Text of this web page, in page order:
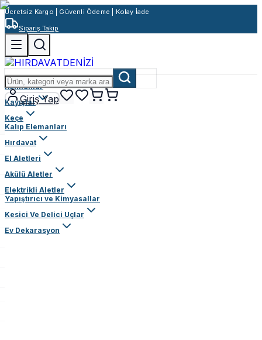
Ücretsiz Kargo | Güvenli Ödeme | Kolay İade
Sipariş Takip
Giriş Yap
Rulmanlar
Kayışlar
Keçe
Kalıp Elemanları
Hırdavat
El Aletleri
Akülü Aletler
Elektrikli Aletler
Yapıştırıcı ve Kimyasallar
Kesici Ve Delici Uçlar
Ev Dekarasyon